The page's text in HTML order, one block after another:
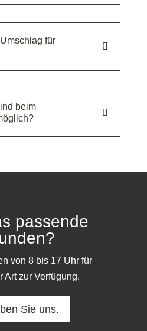
für
beim
passende
von 8 bis 17 Uhr für
Art zur Verfügung.
Sie uns.